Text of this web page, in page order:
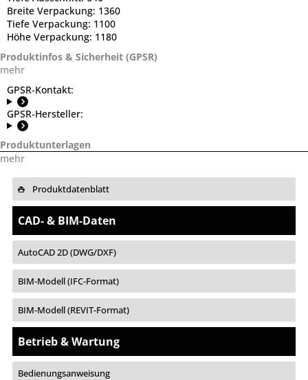
Breite Verpackung: 1360
Tiefe Verpackung: 1100
Höhe Verpackung: 1180
Produktinfos & Sicherheit (GPSR)
mehr
GPSR-Kontakt:
GPSR-Hersteller:
Produktunterlagen
mehr
Produktdatenblatt
CAD- & BIM-Daten
AutoCAD 2D (DWG/DXF)
BIM-Modell (IFC-Format)
BIM-Modell (REVIT-Format)
Betrieb & Wartung
Bedienungsanweisung